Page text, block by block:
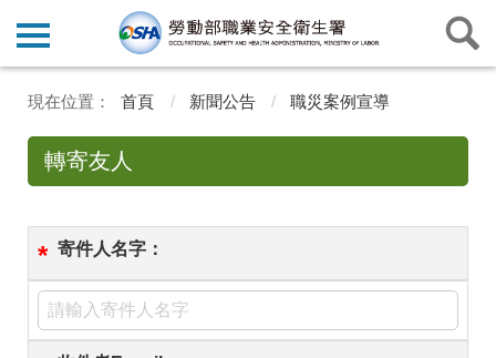
首頁 新聞公告 職災案例宣導
轉寄友人
* 寄件人名字：